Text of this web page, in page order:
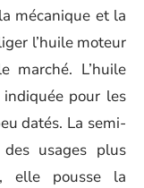
mécanique et la
l’huile moteur
marché. L’huile
pour les
datés. La semi-
usages plus
elle pousse la